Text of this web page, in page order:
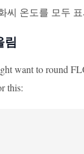
씨 온도를 모두
림
want to round
this: